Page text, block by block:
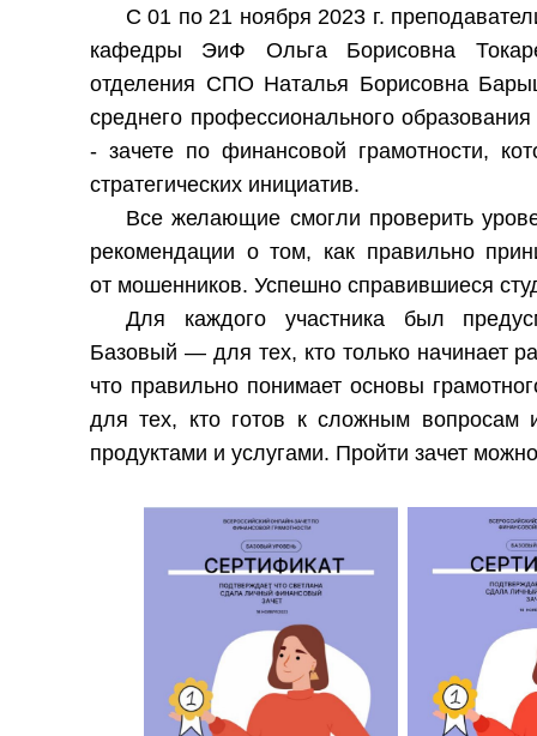
С 01 по 21 ноября 2023 г.
кафедры ЭиФ Ольга Борисовна
отделения СПО Наталья Борисовна
среднего профессионального
- зачете по финансовой грамотности,
стратегических инициатив.
Все желающие смогли проверить
рекомендации о том, как правильно
от мошенников. Успешно справившиеся
Для каждого участника был
Базовый — для тех, кто только начинает
что правильно понимает основы
для тех, кто готов к сложным
продуктами и услугами. Пройти зачет